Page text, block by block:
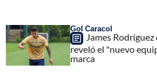
Gol Caracol
James
reveló el "nuevo
marca